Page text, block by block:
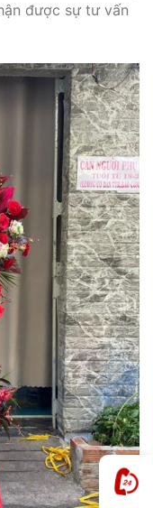
được sự tư vấn